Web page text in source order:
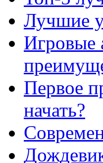
Лучшие
Игровые
Первое
начать?